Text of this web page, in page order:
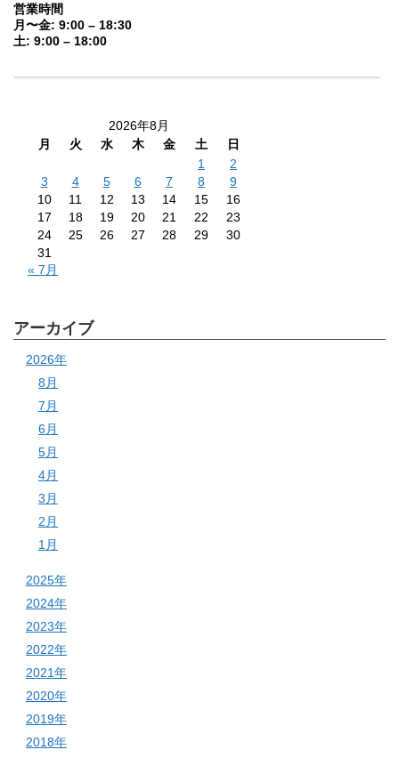
営業時間
月〜金: 9:00 – 18:30
土: 9:00 – 18:00
2026年8月
月
火 水 木 金 土
日
1
2
3
4 5 6 7 8
9
10
11 12 13 14 15
16
17
18 19 20 21 22
23
24
25 26 27 28 29
30
31
« 7月
アーカイブ
2026年
8月
7月
6月
5月
4月
3月
2月
1月
2025年
2024年
2023年
2022年
2021年
2020年
2019年
2018年